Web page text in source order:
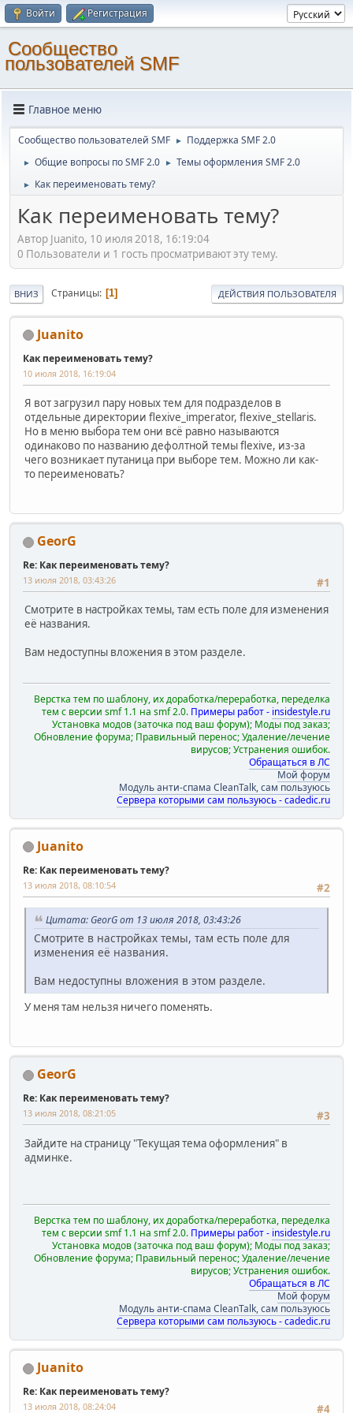
Войти Регистрация
Cообщество
пользователей SMF
Главное меню
Cообщество пользователей SMF ► Поддержка SMF 2.0
► Общие вопросы по SMF 2.0 ► Темы оформления SMF 2.0
► Как переименовать тему?
Как переименовать тему?
Автор Juanito, 10 июля 2018, 16:19:04
0 Пользователи и 1 гость просматривают эту тему.
ВНИЗ Страницы 1 ДЕЙСТВИЯ ПОЛЬЗОВАТЕЛЯ
Juanito
Как переименовать тему?
10 июля 2018, 16:19:04
Я вот загрузил пару новых тем для подразделов в
отдельные директории flexive_imperator, flexive_stellaris.
Но в меню выбора тем они всё равно называются
одинаково по названию дефолтной темы flexive, из-за
чего возникает путаница при выборе тем. Можно ли как-
то переименовать?
GeorG
Re: Как переименовать тему?
#1
13 июля 2018, 03:43:26
Смотрите в настройках темы, там есть поле для изменения
её названия.
Вам недоступны вложения в этом разделе.
Верстка тем по шаблону, их доработка/переработка, переделка
тем с версии smf 1.1 на smf 2.0. Примеры работ - insidestyle.ru
Установка модов (заточка под ваш форум); Моды под заказ;
Обновление форума; Правильный перенос; Удаление/лечение
вирусов; Устранения ошибок.
Обращаться в ЛС
Мой форум
Модуль анти-спама CleanTalk, сам пользуюсь
Сервера которыми сам пользуюсь - cadedic.ru
Juanito
Re: Как переименовать тему?
#2
13 июля 2018, 08:10:54
Цитата: GeorG от 13 июля 2018, 03:43:26
Смотрите в настройках темы, там есть поле для
изменения её названия.
Вам недоступны вложения в этом разделе.
У меня там нельзя ничего поменять.
GeorG
Re: Как переименовать тему?
#3
13 июля 2018, 08:21:05
Зайдите на страницу "Текущая тема оформления" в
админке.
Верстка тем по шаблону, их доработка/переработка, переделка
тем с версии smf 1.1 на smf 2.0. Примеры работ - insidestyle.ru
Установка модов (заточка под ваш форум); Моды под заказ;
Обновление форума; Правильный перенос; Удаление/лечение
вирусов; Устранения ошибок.
Обращаться в ЛС
Мой форум
Модуль анти-спама CleanTalk, сам пользуюсь
Сервера которыми сам пользуюсь - cadedic.ru
Juanito
Re: Как переименовать тему?
#4
13 июля 2018, 08:24:04